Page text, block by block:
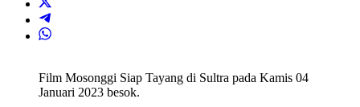
Film Mosonggi Siap Tayang di Sultra pada Kamis 04
Januari 2023 besok.